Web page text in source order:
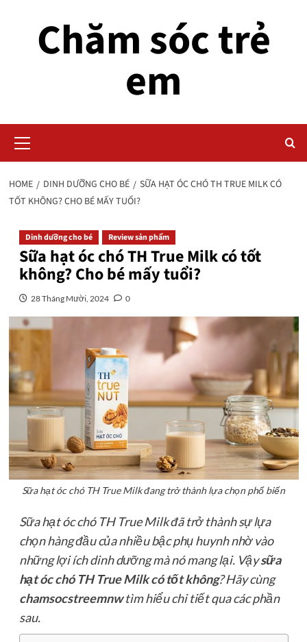
Chăm sóc trẻ
em
Menu
HOME DINH DƯỠNG CHO BÉ
SỮA HẠT ÓC CHÓ TH TRUE MILK CÓ
TỐT KHÔNG? CHO BÉ MẤY TUỔI?
Dinh dưỡng cho bé Review sản phẩm
Sữa hạt óc chó TH True Milk có tốt
không? Cho bé mấy tuổi?
28 Tháng Mười, 2024 0
Sữa hạt óc chó TH True Milk đang trở thành lựa chọn phổ biến
Sữa hạt óc chó TH True Milk đã trở thành sự lựa
chọn hàng đầu của nhiều bậc phụ huynh nhờ vào
những lợi ích dinh dưỡng mà nó mang lại. Vậysữa
hạt óc chó TH True Milk có tốt không? Hãy cùng
chamsocstreemnwtìm hiểu chi tiết qua các phần
sau.